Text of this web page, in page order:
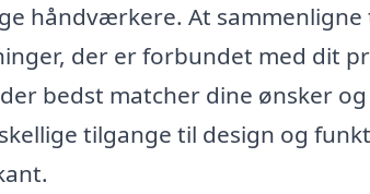
håndværkere. At sammenligne
der er forbundet med dit
bedst matcher dine ønsker
tilgange til design og